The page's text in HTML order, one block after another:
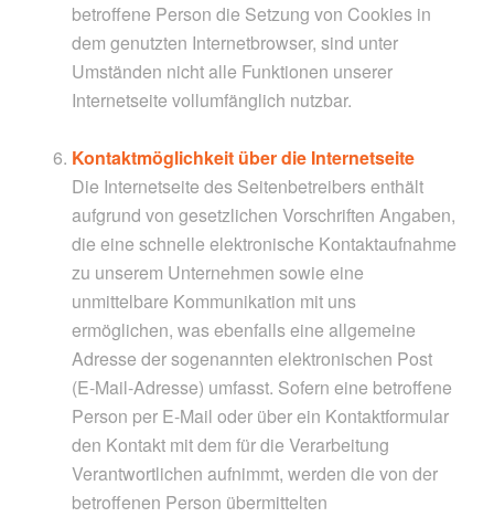
betroffene Person die Setzung von Cookies in
dem genutzten Internetbrowser, sind unter
Umständen nicht alle Funktionen unserer
Internetseite vollumfänglich nutzbar.
Kontaktmöglichkeit über die Internetseite
Die Internetseite des Seitenbetreibers enthält
aufgrund von gesetzlichen Vorschriften Angaben,
die eine schnelle elektronische Kontaktaufnahme
zu unserem Unternehmen sowie eine
unmittelbare Kommunikation mit uns
ermöglichen, was ebenfalls eine allgemeine
Adresse der sogenannten elektronischen Post
(E-Mail-Adresse) umfasst. Sofern eine betroffene
Person per E-Mail oder über ein Kontaktformular
den Kontakt mit dem für die Verarbeitung
Verantwortlichen aufnimmt, werden die von der
betroffenen Person übermittelten